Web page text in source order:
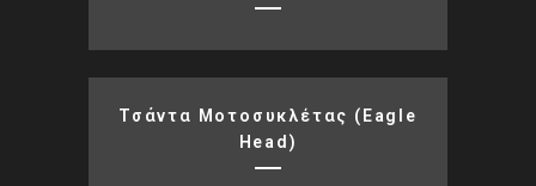
Τσάντα Μοτοσυκλέτας (Eagle
Head)